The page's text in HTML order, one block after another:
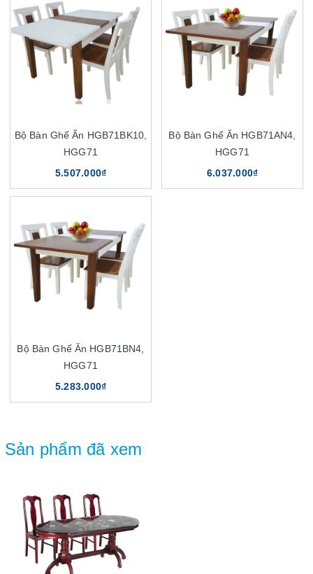
Bộ Bàn Ghế Ăn HGB71BK10,
HGG71
5.507.000₫
Bộ Bàn Ghế Ăn HGB71AN4,
HGG71
6.037.000₫
Bộ Bàn Ghế Ăn HGB71BN4,
HGG71
5.283.000₫
Sản phẩm đã xem